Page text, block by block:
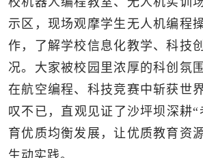
示区，现场观摩学生无人机编程
作，了解学校信息化教学、科技
况。大家被校园里浓厚的科创氛
在航空编程、科技竞赛中斩获世
叹不已，直观见证了沙坪坝深耕
育优质均衡发展，让优质教育资
生动实践。